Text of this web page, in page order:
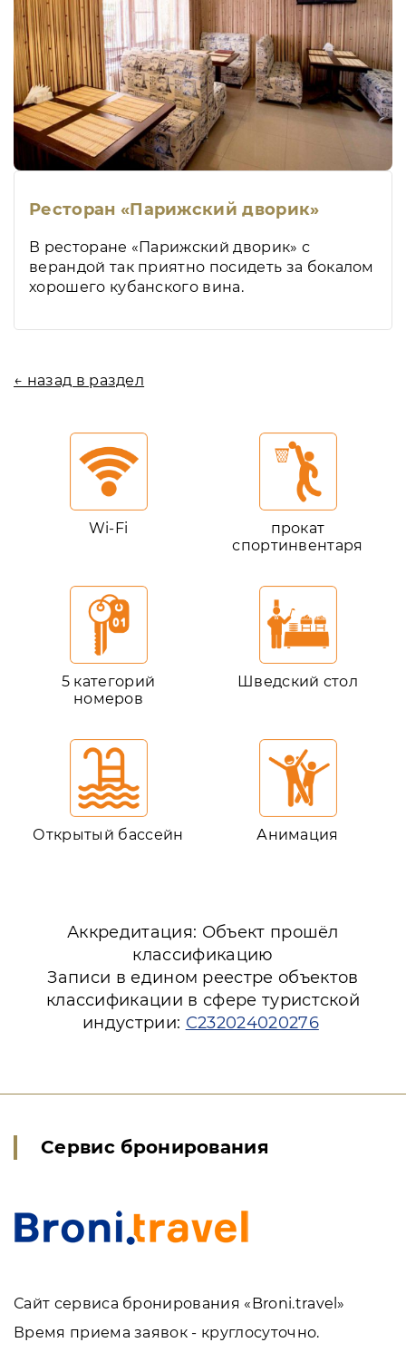
Ресторан «Парижский дворик»
В ресторане «Парижский дворик» с
верандой так приятно посидеть за бокалом
хорошего кубанского вина.
← назад в раздел
Wi-Fi
прокат
спортинвентаря
5 категорий
номеров
Шведский стол
Открытый бассейн Анимация
Аккредитация: Объект прошёл
классификацию
Записи в едином реестре объектов
классификации в сфере туристской
индустрии: С232024020276
Сервис бронирования
Сайт сервиса бронирования «Broni.travel»
Время приема заявок - круглосуточно.